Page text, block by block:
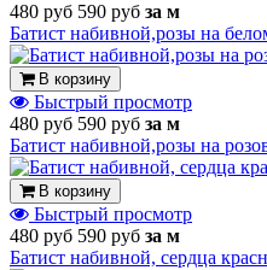
480 руб 590 руб за м
Батист набивной,розы на
В корзину
Быстрый просмотр
480 руб 590 руб за м
Батист набивной,розы на
В корзину
Быстрый просмотр
480 руб 590 руб за м
Батист набивной, сердца